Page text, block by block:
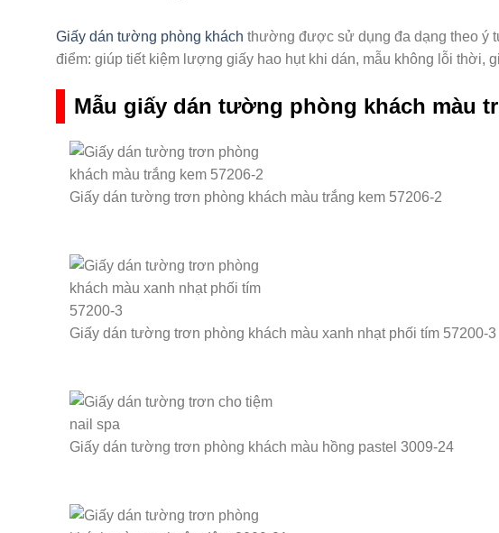
Giấy dán tường phòng khách thường được sử dụng đa dạng theo ý
điểm: giúp tiết kiệm lượng giấy hao hụt khi dán, mẫu không lỗi
Mẫu giấy dán tường phòng khách màu
Giấy dán tường trơn phòng khách màu trắng kem 57206-2
Giấy dán tường trơn phòng khách màu xanh nhạt phối tím 57200-3
Giấy dán tường trơn phòng khách màu hồng pastel 3009-24